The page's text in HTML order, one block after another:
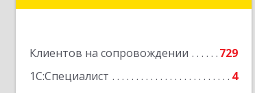
Клиентов на сопровождении
729
1С:Специалист
4